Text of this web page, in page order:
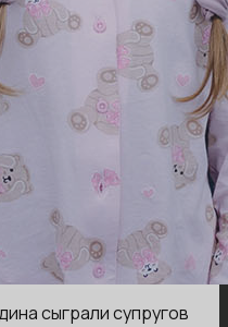
сыграли супругов